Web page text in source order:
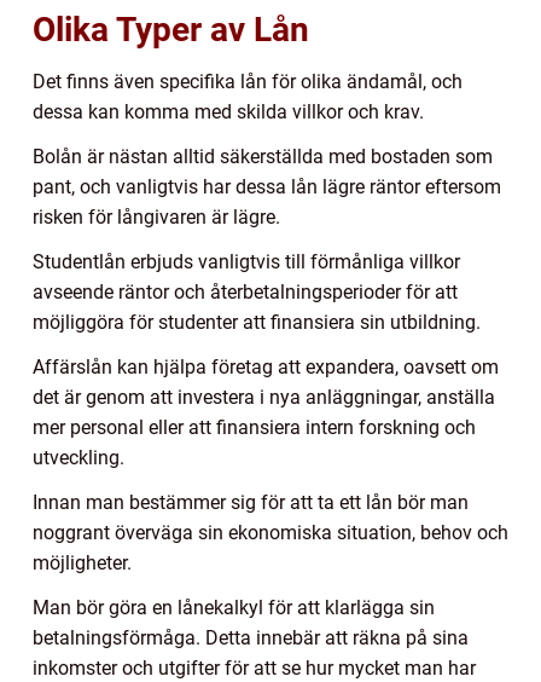
Olika Typer av Lån
Det finns även specifika lån för olika ändamål, och
dessa kan komma med skilda villkor och krav.
Bolån är nästan alltid säkerställda med bostaden som
pant, och vanligtvis har dessa lån lägre räntor eftersom
risken för långivaren är lägre.
Studentlån erbjuds vanligtvis till förmånliga villkor
avseende räntor och återbetalningsperioder för att
möjliggöra för studenter att finansiera sin utbildning.
Affärslån kan hjälpa företag att expandera, oavsett om
det är genom att investera i nya anläggningar, anställa
mer personal eller att finansiera intern forskning och
utveckling.
Innan man bestämmer sig för att ta ett lån bör man
noggrant överväga sin ekonomiska situation, behov och
möjligheter.
Man bör göra en lånekalkyl för att klarlägga sin
betalningsförmåga. Detta innebär att räkna på sina
inkomster och utgifter för att se hur mycket man har